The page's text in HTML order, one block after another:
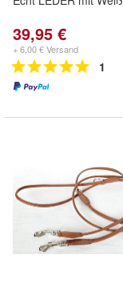
39,95 €
+ 6,00 € Versand
1